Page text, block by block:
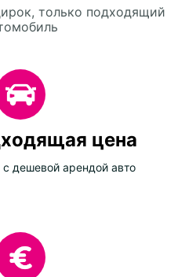
только подходящий
цена
с дешевой арендой авто